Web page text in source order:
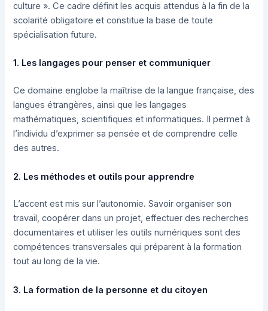
culture ». Ce cadre définit les acquis attendus à la fin de la
scolarité obligatoire et constitue la base de toute
spécialisation future.
1. Les langages pour penser et communiquer
Ce domaine englobe la maîtrise de la langue française, des
langues étrangères, ainsi que les langages
mathématiques, scientifiques et informatiques. Il permet à
l’individu d’exprimer sa pensée et de comprendre celle
des autres.
2. Les méthodes et outils pour apprendre
L’accent est mis sur l’autonomie. Savoir organiser son
travail, coopérer dans un projet, effectuer des recherches
documentaires et utiliser les outils numériques sont des
compétences transversales qui préparent à la formation
tout au long de la vie.
3. La formation de la personne et du citoyen